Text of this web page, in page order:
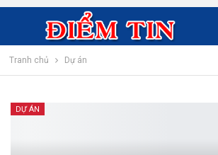
Tranh chủ Dự án
DỰ ÁN